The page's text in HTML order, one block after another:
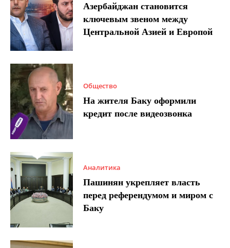
Азербайджан становится
ключевым звеном между
Центральной Азией и Европой
Общество
На жителя Баку оформили
кредит после видеозвонка
Аналитика
Пашинян укрепляет власть
перед референдумом и миром с
Баку